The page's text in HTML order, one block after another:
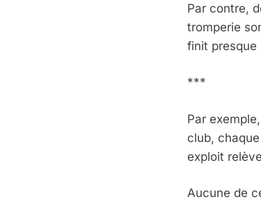
Par contre,
tromperie
finit presque
***
Par
club,
exploit
Aucune de